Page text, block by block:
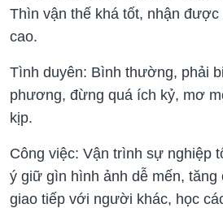
Thìn vận thế khá tốt, nhận
cao.
Tình duyên: Bình thường, phải
phương, đừng quá ích kỷ, mơ
kịp.
Công việc: Vận trình sự nghiệp
ý giữ gìn hình ảnh dễ mến, tăng
giao tiếp với người khác, học